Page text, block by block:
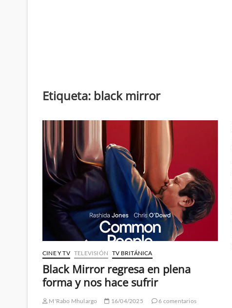
Etiqueta: black mirror
CINE Y TV TELEVISIÓN TV BRITÁNICA
Black Mirror regresa en plena
forma y nos hace sufrir
M'Rabo Mhulargo 16/04/2025
6 comentarios